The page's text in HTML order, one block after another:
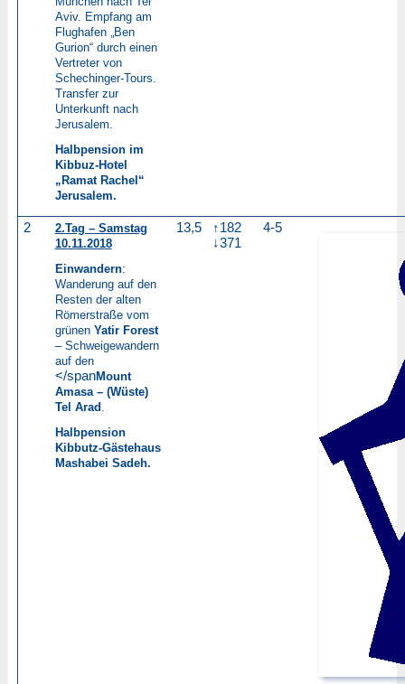
Aviv. Empfang am
Flughafen „Ben
Gurion“ durch einen
Vertreter von
Schechinger-Tours.
Transfer zur
Unterkunft nach
Jerusalem.
Halbpension im
Kibbuz-Hotel
„Ramat Rachel“
Jerusalem.
2
2.Tag – Samstag
10.11.2018
Einwandern:
Wanderung auf den
Resten der alten
Römerstraße vom
grünen Yatir Forest
– Schweigewandern
auf den
</spanMount
Amasa – (Wüste)
Tel Arad .
Halbpension
Kibbutz-Gästehaus
Mashabei Sadeh.
13,5
↑182
↓371
4-5